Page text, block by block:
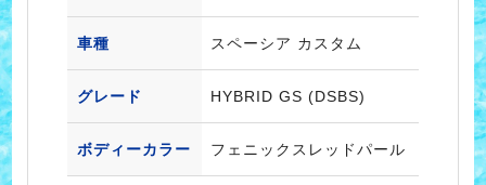
車種 スペーシア カスタム
グレード HYBRID GS (DSBS)
ボディーカラー フェニックスレッドパール